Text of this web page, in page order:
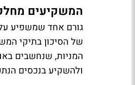
המשקיעים
גורם אחד שמשפיע
של הסיכון בתיקי
המניות, שנחשבים
ולהשקיע בנכסים